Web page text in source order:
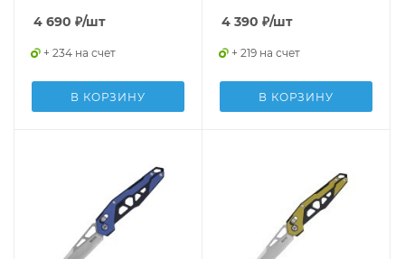
4 690 ₽/шт
+ 234 на счет
В КОРЗИНУ
4 390 ₽/шт
+ 219 на счет
В КОРЗИНУ